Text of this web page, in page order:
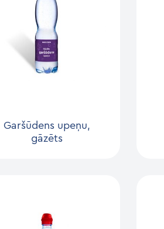
Garšūdens upeņu,
gāzēts